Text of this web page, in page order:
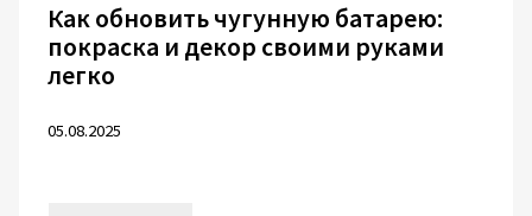
Как обновить чугунную батарею:
покраска и декор своими руками
легко
05.08.2025